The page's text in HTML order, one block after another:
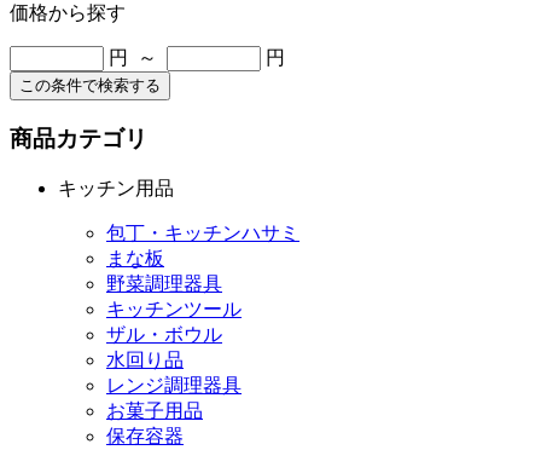
価格から探す
円 ～ 円
この条件で検索する
商品カテゴリ
キッチン用品
包丁・キッチンハサミ
まな板
野菜調理器具
キッチンツール
ザル・ボウル
水回り品
レンジ調理器具
お菓子用品
保存容器